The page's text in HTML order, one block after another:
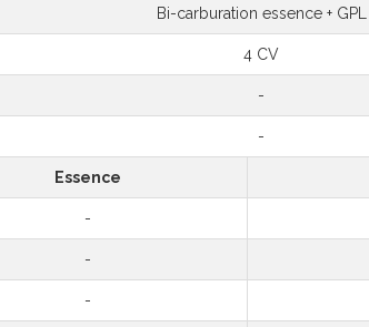
Bi-carburation essence + GPL
4 CV
-
-
Essence
-
-
-